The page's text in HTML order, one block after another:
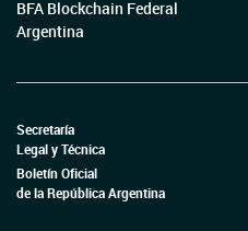
BFA Blockchain Federal
Argentina
Secretaría
Legal y Técnica
Boletín Oficial
de la República Argentina